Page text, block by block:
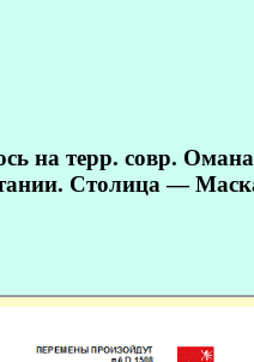
на терр. совр. Омана
Столица —